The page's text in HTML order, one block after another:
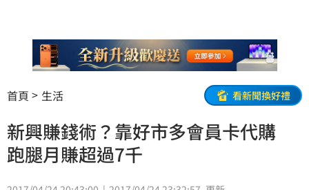
首頁 生活 看新聞換好禮
新興賺錢術？靠好市多會員卡代購
跑腿月賺超過7千